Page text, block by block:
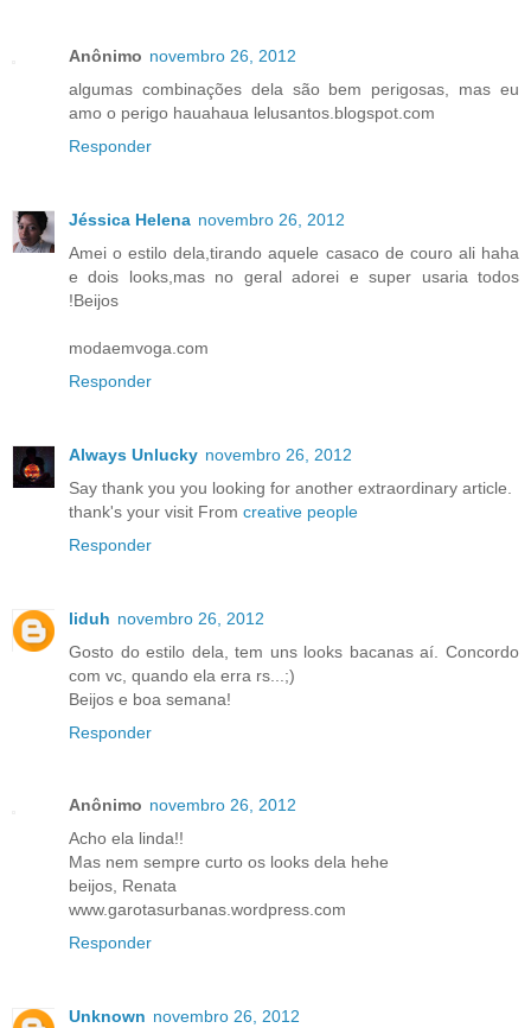
Anônimo novembro 26, 2012
algumas combinações dela são bem perigosas, mas eu
amo o perigo hauahaua lelusantos.blogspot.com
Responder
Jéssica Helena novembro 26, 2012
Amei o estilo dela,tirando aquele casaco de couro ali haha
e dois looks,mas no geral adorei e super usaria todos
!Beijos
modaemvoga.com
Responder
Always Unlucky novembro 26, 2012
Say thank you you looking for another extraordinary article.
thank's your visit From creative people
Responder
liduh novembro 26, 2012
Gosto do estilo dela, tem uns looks bacanas aí. Concordo
com vc, quando ela erra rs...;)
Beijos e boa semana!
Responder
Anônimo novembro 26, 2012
Acho ela linda!!
Mas nem sempre curto os looks dela hehe
beijos, Renata
www.garotasurbanas.wordpress.com
Responder
Unknown novembro 26, 2012